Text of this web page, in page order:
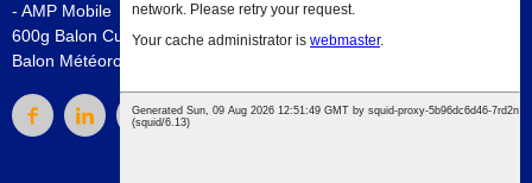
- AMP Mobile
600g Balon Cuaca,Balon Cuaca Aerostar,Balon Météorologi Cina
Balon Météorologi Cina